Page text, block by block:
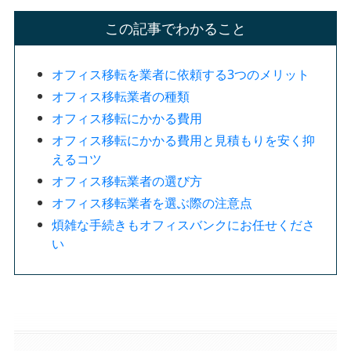
この記事でわかること
オフィス移転を業者に依頼する3つのメリット
オフィス移転業者の種類
オフィス移転にかかる費用
オフィス移転にかかる費用と見積もりを安く抑
えるコツ
オフィス移転業者の選び方
オフィス移転業者を選ぶ際の注意点
煩雑な手続きもオフィスバンクにお任せくださ
い